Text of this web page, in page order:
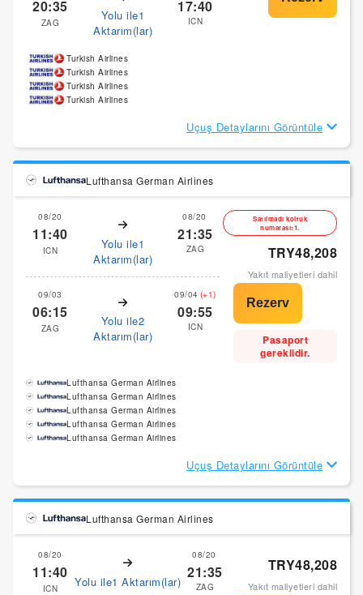
20:35
ZAG
Yolu ile1
Aktarım(lar)
17:40
ICN
Turkish Airlines
Turkish Airlines
Turkish Airlines
Turkish Airlines
Uçuş Detaylarını Görüntüle
Lufthansa German Airlines
08/20
11:40
ICN
Yolu ile1
Aktarım(lar)
08/20
21:35
ZAG
09/03
06:15
ZAG
Yolu ile2
Aktarım(lar)
09/04 (+1)
09:55
ICN
Satılmadı koltuk
numarası:1.
TRY48,208
Yakıt maliyetleri dahil
Pasaport
gereklidir.
Lufthansa German Airlines
Lufthansa German Airlines
Lufthansa German Airlines
Lufthansa German Airlines
Lufthansa German Airlines
Uçuş Detaylarını Görüntüle
Lufthansa German Airlines
08/20
11:40
ICN Yolu ile1 Aktarım(lar)
08/20
21:35
ZAG
TRY48,208
Yakıt maliyetleri dahil